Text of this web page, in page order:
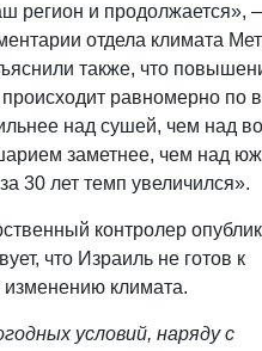
регион и продолжается»,
отдела климата
также, что
равномерно по
над сушей, чем над
заметнее, чем над
30 лет темп увеличился».
контролер
что Израиль не готов к
изменению климата.
условий, наряду с